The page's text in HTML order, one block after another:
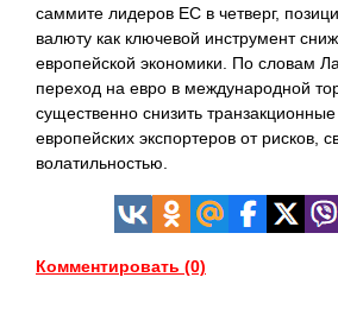
саммите лидеров ЕС в четверг,
валюту как ключевой инструмент
европейской экономики. По словам
переход на евро в международной
существенно снизить
европейских экспортеров от рисков,
волатильностью.
Комментировать (0)